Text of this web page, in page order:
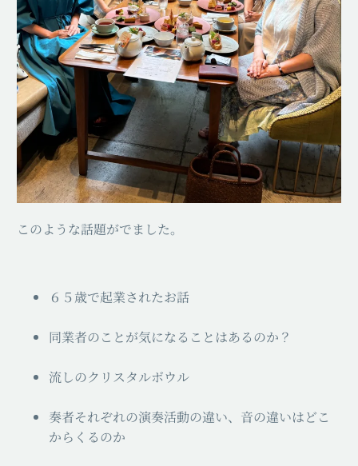
このような話題がでました。
６５歳で起業されたお話
同業者のことが気になることはあるのか？
流しのクリスタルボウル
奏者それぞれの演奏活動の違い、音の違いはどこ
からくるのか